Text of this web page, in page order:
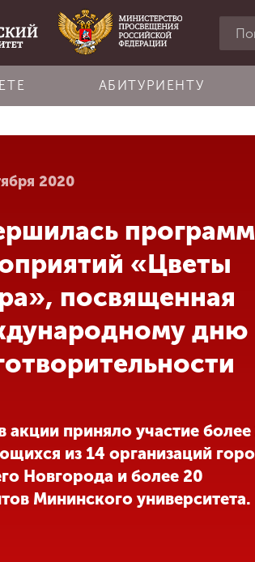
АБИТУРИЕНТУ
2020
«Цветы
посвященная
дню
акции приняло участие
из 14 организаций
Новгорода и более 20
Мининского университета.